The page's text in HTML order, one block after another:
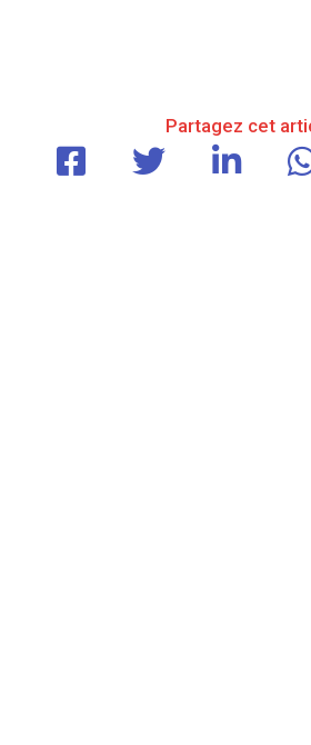
Partagez cet